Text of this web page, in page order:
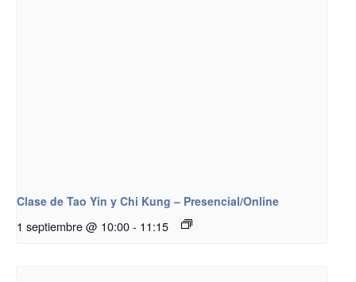
Clase de Tao Yin y Chi Kung – Presencial/Online
1 septiembre @ 10:00- 11:15